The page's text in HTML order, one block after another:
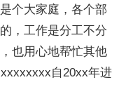
个大家庭，各个部
，工作是分工不分
也用心地帮忙其他
自20xx年进